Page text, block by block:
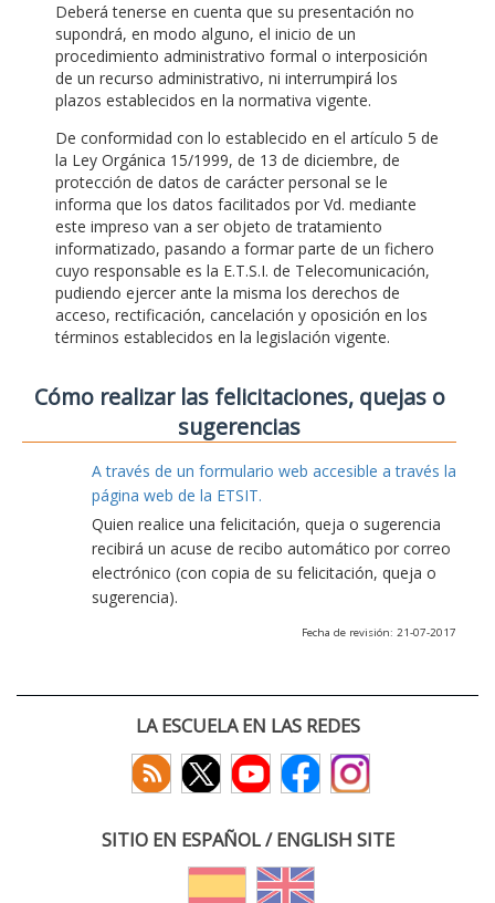
Deberá tenerse en cuenta que su presentación no
supondrá, en modo alguno, el inicio de un
procedimiento administrativo formal o interposición
de un recurso administrativo, ni interrumpirá los
plazos establecidos en la normativa vigente.
De conformidad con lo establecido en el artículo 5 de
la Ley Orgánica 15/1999, de 13 de diciembre, de
protección de datos de carácter personal se le
informa que los datos facilitados por Vd. mediante
este impreso van a ser objeto de tratamiento
informatizado, pasando a formar parte de un fichero
cuyo responsable es la E.T.S.I. de Telecomunicación,
pudiendo ejercer ante la misma los derechos de
acceso, rectificación, cancelación y oposición en los
términos establecidos en la legislación vigente.
Cómo realizar las felicitaciones, quejas o
sugerencias
A través de un formulario web accesible a través la
página web de la ETSIT.
Quien realice una felicitación, queja o sugerencia
recibirá un acuse de recibo automático por correo
electrónico (con copia de su felicitación, queja o
sugerencia).
Fecha de revisión: 21-07-2017
LA ESCUELA EN LAS REDES
SITIO EN ESPAÑOL / ENGLISH SITE